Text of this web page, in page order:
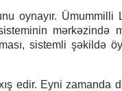
oynayır. Ümummilli
mərkəzində
sistemli şəkildə
edir. Eyni zamanda